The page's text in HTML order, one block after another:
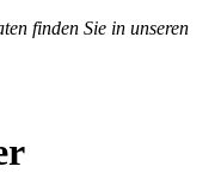
finden Sie in unseren